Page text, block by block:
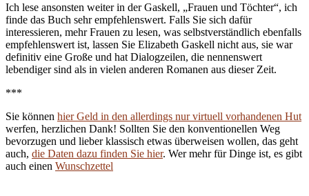
Ich lese ansonsten weiter in der Gaskell, „Frauen und Töchter“, ich
finde das Buch sehr empfehlenswert. Falls Sie sich dafür
interessieren, mehr Frauen zu lesen, was selbstverständlich ebenfalls
empfehlenswert ist, lassen Sie Elizabeth Gaskell nicht aus, sie war
definitiv eine Große und hat Dialogzeilen, die nennenswert
lebendiger sind als in vielen anderen Romanen aus dieser Zeit.
***
Sie können hier Geld in den allerdings nur virtuell vorhandenen Hut
werfen, herzlichen Dank! Sollten Sie den konventionellen Weg
bevorzugen und lieber klassisch etwas überweisen wollen, das geht
auch, die Daten dazu finden Sie hier. Wer mehr für Dinge ist, es gibt
auch einen Wunschzettel